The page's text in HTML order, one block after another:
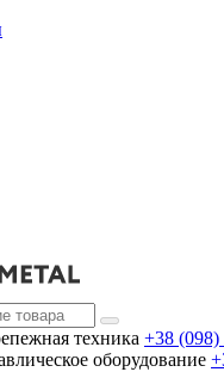
техника +38 (098)
оборудование